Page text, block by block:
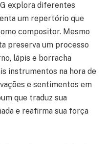
explora diferentes
um repertório que
compositor. Mesmo
preserva um processo
lápis e borracha
instrumentos na hora de
e sentimentos em
que traduz sua
e reafirma sua força